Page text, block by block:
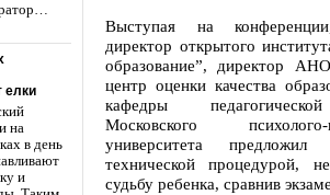
елки
на
в день
и
Выступая на
директор открытого
образование”, директор
центр оценки качества
кафедры
Московского психолого-
университета
технической процедурой,
судьбу ребенка, сравнив